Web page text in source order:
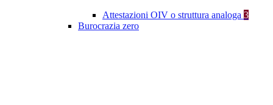
Attestazioni OIV o struttura analoga 3
Burocrazia zero